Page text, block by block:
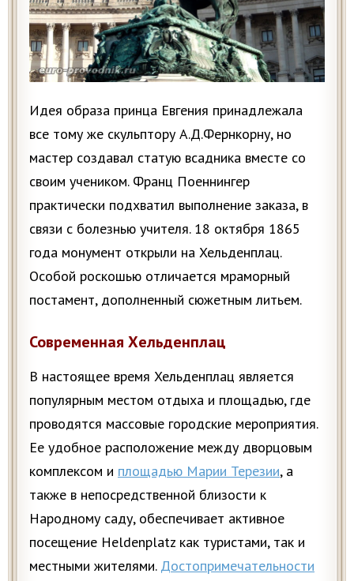
Идея образа принца Евгения принадлежала
все тому же скульптору А.Д.Фернкорну, но
мастер создавал статую всадника вместе со
своим учеником. Франц Поеннингер
практически подхватил выполнение заказа, в
связи с болезнью учителя. 18 октября 1865
года монумент открыли на Хельденплац.
Особой роскошью отличается мраморный
постамент, дополненный сюжетным литьем.
Современная Хельденплац
В настоящее время Хельденплац является
популярным местом отдыха и площадью, где
проводятся массовые городские мероприятия.
Ее удобное расположение между дворцовым
комплексом и площадью Марии Терезии, а
также в непосредственной близости к
Народному саду, обеспечивает активное
посещение Heldenplatz как туристами, так и
местными жителями. Достопримечательности